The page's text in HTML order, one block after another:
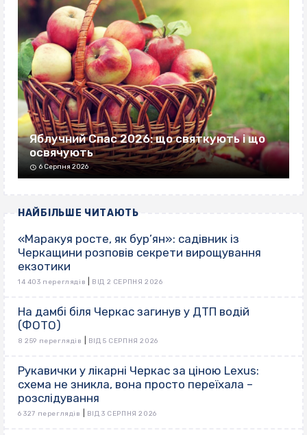
Яблучний Спас 2026: що святкують і що
освячують
6 Серпня 2026
НАЙБІЛЬШЕ ЧИТАЮТЬ
«Маракуя росте, як бур’ян»: садівник із
Черкащини розповів секрети вирощування
екзотики
14 403 переглядів ВІД 2 СЕРПНЯ 2026
На дамбі біля Черкас загинув у ДТП водій
(ФОТО)
8 259 переглядів ВІД 5 СЕРПНЯ 2026
Рукавички у лікарні Черкас за ціною Lexus:
схема не зникла, вона просто переїхала –
розслідування
6 327 переглядів ВІД 3 СЕРПНЯ 2026